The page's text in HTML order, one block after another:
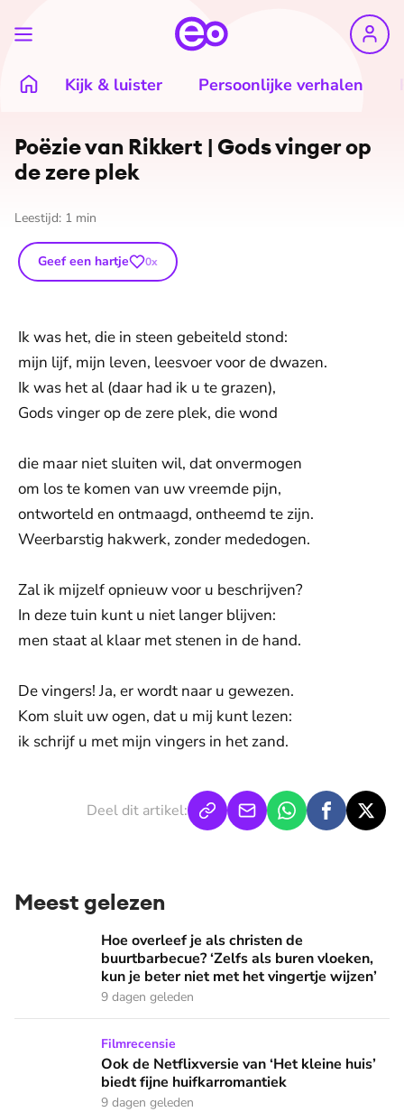
Kijk & luister Persoonlijke verhalen
Poëzie van Rikkert | Gods vinger op
de zere plek
Leestijd: 1 min
Geef een hartje 0x
Ik was het, die in steen gebeiteld stond:
mijn lijf, mijn leven, leesvoer voor de dwazen.
Ik was het al (daar had ik u te grazen),
Gods vinger op de zere plek, die wond
die maar niet sluiten wil, dat onvermogen
om los te komen van uw vreemde pijn,
ontworteld en ontmaagd, ontheemd te zijn.
Weerbarstig hakwerk, zonder mededogen.
Zal ik mijzelf opnieuw voor u beschrijven?
In deze tuin kunt u niet langer blijven:
men staat al klaar met stenen in de hand.
De vingers! Ja, er wordt naar u gewezen.
Kom sluit uw ogen, dat u mij kunt lezen:
ik schrijf u met mijn vingers in het zand.
Deel dit artikel:
Meest gelezen
Hoe overleef je als christen de buurtbarbecue? ‘Zelfs als
Hoe overleef je als christen de
buurtbarbecue? ‘Zelfs als buren vloeken,
kun je beter niet met het vingertje wijzen’
9 dagen geleden
Ook de Netflixversie van ‘Het kleine huis’ biedt fijne
Filmrecensie
Ook de Netflixversie van ‘Het kleine huis’
biedt fijne huifkarromantiek
9 dagen geleden